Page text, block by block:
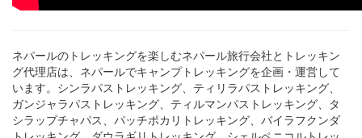
ネパールのトレッキングを楽しむネパール旅行会社とトレッキン
グ代理店は、ネパールでキャンプトレッキングを企画・運営して
います。シンラパストレッキング、ティリラパストレッキング、
ガンジャラパストレッキング、ティルマンパストレッキング、タ
シラップチャパス、パッチポカリトレッキング、バイラフクンダ